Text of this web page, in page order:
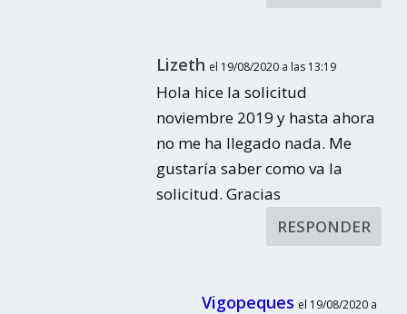
Lizeth el 19/08/2020 a las 13:19
Hola hice la solicitud
noviembre 2019 y hasta ahora
no me ha llegado nada. Me
gustaría saber como va la
solicitud. Gracias
RESPONDER
Vigopeques el 19/08/2020 a